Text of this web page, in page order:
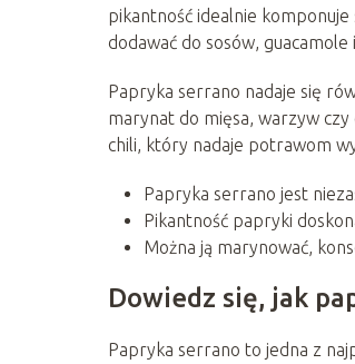
pikantność idealnie
dodawać do sosów,
Papryka serrano nadaje się
marynat do mięsa, warzyw
chili, który nadaje potrawom
Papryka serrano jest
Pikantność papryki
Można ją marynować,
Dowiedz się, jak
Papryka serrano to jedna z